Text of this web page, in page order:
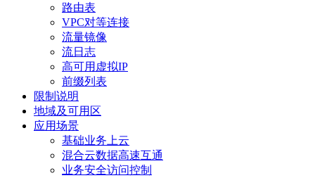
路由表
VPC对等连接
流量镜像
流日志
高可用虚拟IP
前缀列表
限制说明
地域及可用区
应用场景
基础业务上云
混合云数据高速互通
业务安全访问控制